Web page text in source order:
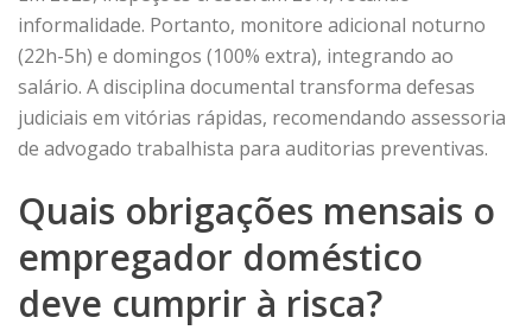
informalidade. Portanto, monitore adicional noturno
(22h-5h) e domingos (100% extra), integrando ao
salário. A disciplina documental transforma defesas
judiciais em vitórias rápidas, recomendando assessoria
de advogado trabalhista para auditorias preventivas.
Quais obrigações mensais o
empregador doméstico
deve cumprir à risca?